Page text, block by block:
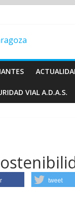
VIAL A.D.A.S.
tweet